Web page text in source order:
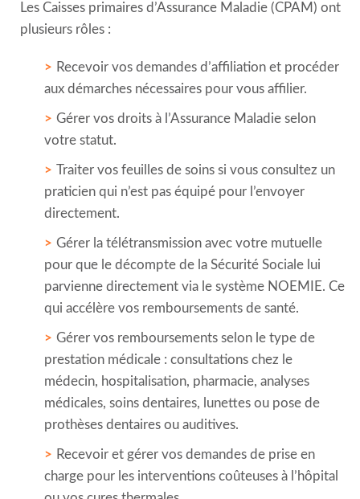
Les Caisses primaires d’Assurance Maladie (CPAM) ont
plusieurs rôles :
Recevoir vos demandes d’affiliation et procéder
aux démarches nécessaires pour vous affilier.
Gérer vos droits à l’Assurance Maladie selon
votre statut.
Traiter vos feuilles de soins si vous consultez un
praticien qui n’est pas équipé pour l’envoyer
directement.
Gérer la télétransmission avec votre mutuelle
pour que le décompte de la Sécurité Sociale lui
parvienne directement via le système NOEMIE. Ce
qui accélère vos remboursements de santé.
Gérer vos remboursements selon le type de
prestation médicale : consultations chez le
médecin, hospitalisation, pharmacie, analyses
médicales, soins dentaires, lunettes ou pose de
prothèses dentaires ou auditives.
Recevoir et gérer vos demandes de prise en
charge pour les interventions coûteuses à l’hôpital